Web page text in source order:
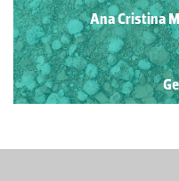
Ana Cristina